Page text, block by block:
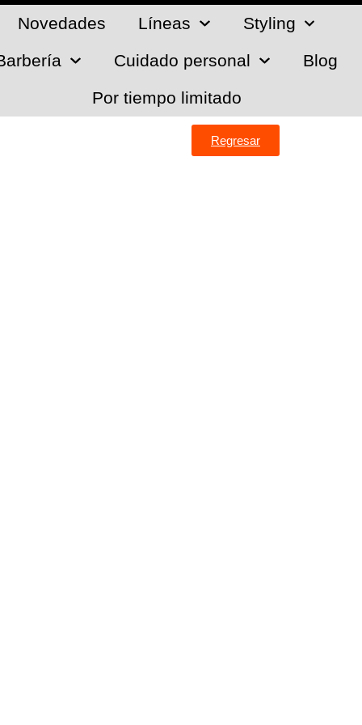
Novedades Líneas
Styling
Cuidado personal
Blog
Por tiempo limitado
Regresar